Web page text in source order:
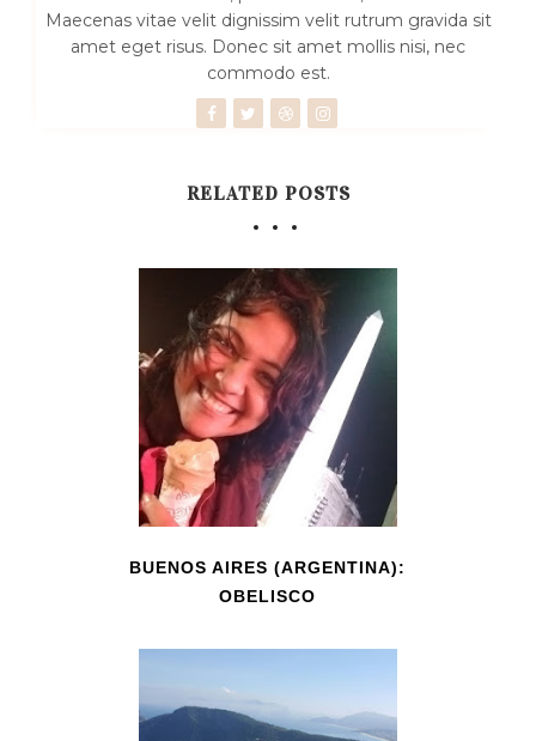
Maecenas vitae velit dignissim velit rutrum gravida sit
amet eget risus. Donec sit amet mollis nisi, nec
commodo est.
RELATED POSTS
BUENOS AIRES (ARGENTINA):
OBELISCO